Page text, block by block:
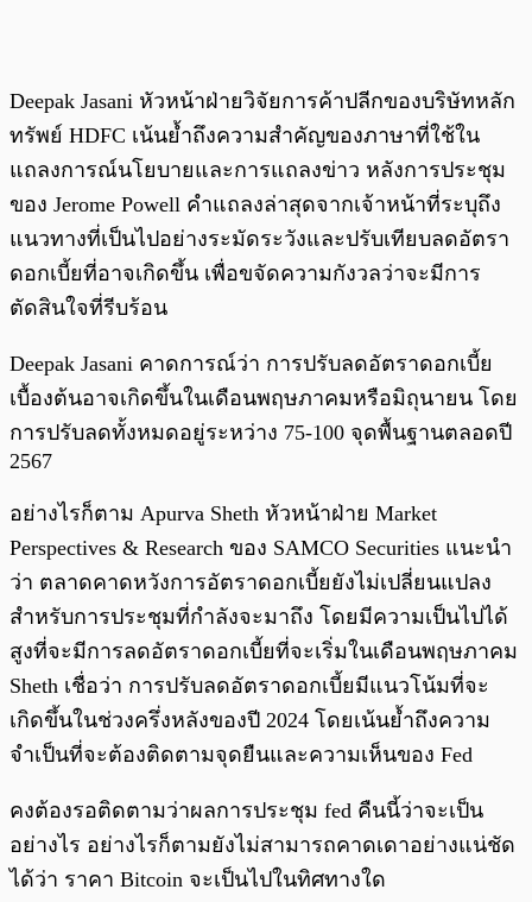
Deepak Jasani หัวหน้าฝ่ายวิจัยการค้าปลีกของบริษัทหลัก
ทรัพย์ HDFC เน้นย้ำถึงความสำคัญของภาษาที่ใช้ใน
แถลงการณ์นโยบายและการแถลงข่าว หลังการประชุม
ของ Jerome Powell คำแถลงล่าสุดจากเจ้าหน้าที่ระบุถึง
แนวทางที่เป็นไปอย่างระมัดระวังและปรับเทียบลดอัตรา
ดอกเบี้ยที่อาจเกิดขึ้น เพื่อขจัดความกังวลว่าจะมีการ
ตัดสินใจที่รีบร้อน
Deepak Jasani คาดการณ์ว่า การปรับลดอัตราดอกเบี้ย
เบื้องต้นอาจเกิดขึ้นในเดือนพฤษภาคมหรือมิถุนายน โดย
การปรับลดทั้งหมดอยู่ระหว่าง 75-100 จุดพื้นฐานตลอดปี
2567
อย่างไรก็ตาม Apurva Sheth หัวหน้าฝ่าย Market
Perspectives & Research ของ SAMCO Securities แนะนำ
ว่า ตลาดคาดหวังการอัตราดอกเบี้ยยังไม่เปลี่ยนแปลง
สำหรับการประชุมที่กำลังจะมาถึง โดยมีความเป็นไปได้
สูงที่จะมีการลดอัตราดอกเบี้ยที่จะเริ่มในเดือนพฤษภาคม
Sheth เชื่อว่า การปรับลดอัตราดอกเบี้ยมีแนวโน้มที่จะ
เกิดขึ้นในช่วงครึ่งหลังของปี 2024 โดยเน้นย้ำถึงความ
จำเป็นที่จะต้องติดตามจุดยืนและความเห็นของ Fed
คงต้องรอติดตามว่าผลการประชุม fed คืนนี้ว่าจะเป็น
อย่างไร อย่างไรก็ตามยังไม่สามารถคาดเดาอย่างแน่ชัด
ได้ว่า ราคา Bitcoin จะเป็นไปในทิศทางใด